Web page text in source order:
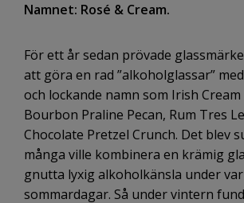
Namnet: Rosé & Cream.
För ett år sedan prövade
att göra en rad ”alkoholglassar”
och lockande namn som Irish
Bourbon Praline Pecan, Rum Tres
Chocolate Pretzel Crunch. Det blev
många ville kombinera en krämig
gnutta lyxig alkoholkänsla under
sommardagar. Så under vintern